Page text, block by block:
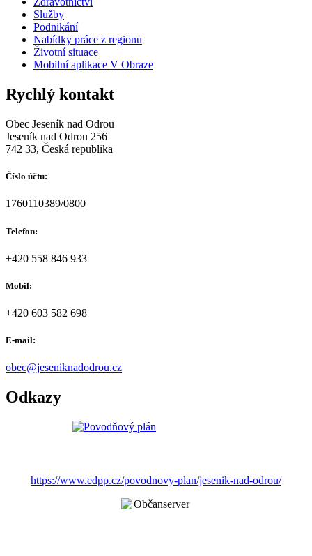
Služby
Podnikání
Nabídky práce z regionu
Životní situace
Mobilní aplikace V Obraze
Rychlý kontakt
Obec Jeseník nad Odrou
Jeseník nad Odrou 256
742 33, Česká republika
Číslo účtu:
1760110389/0800
Telefon:
+420 558 846 933
Mobil:
+420 603 582 698
E-mail:
obec@jeseniknadodrou.cz
Odkazy
https://www.edpp.cz/povodnovy-plan/jesenik-nad-odrou/